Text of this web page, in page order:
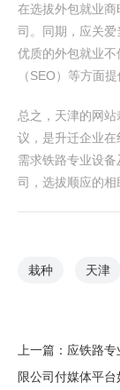
在选拔外包就业
司。同期，应关爱
优质的外包就业
（SEO）等方面
总之，天津的网
议，是升迁企业
需求铁路专业设
司，选拔顺应的相
栽种 天津
上一篇： 应铁路
限公司付媒体平